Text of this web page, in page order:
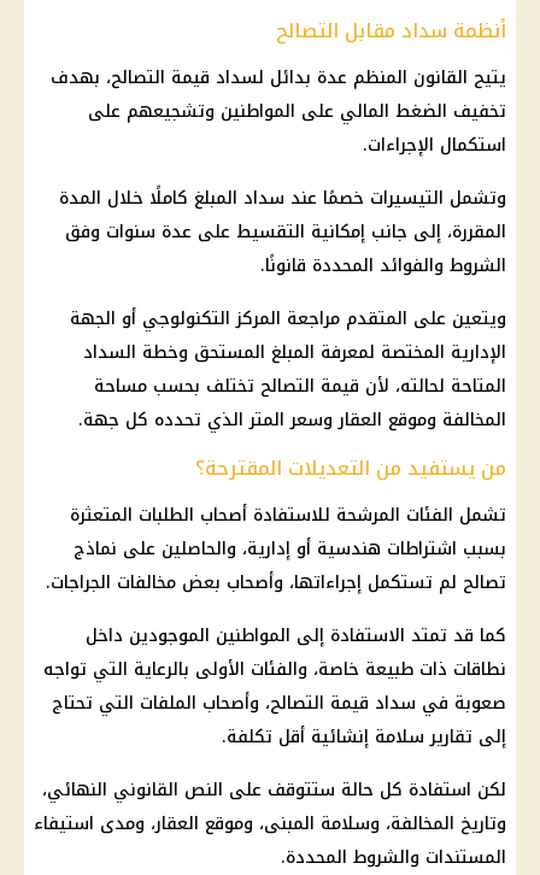
أنظمة سداد مقابل التصالح
يتيح القانون المنظم عدة بدائل لسداد قيمة التصالح، بهدف
تخفيف الضغط المالي على المواطنين وتشجيعهم على
استكمال الإجراءات.
وتشمل التيسيرات خصمًا عند سداد المبلغ كاملًا خلال المدة
المقررة، إلى جانب إمكانية التقسيط على عدة سنوات وفق
الشروط والفوائد المحددة قانونًا.
ويتعين على المتقدم مراجعة المركز التكنولوجي أو الجهة
الإدارية المختصة لمعرفة المبلغ المستحق وخطة السداد
المتاحة لحالته، لأن قيمة التصالح تختلف بحسب مساحة
المخالفة وموقع العقار وسعر المتر الذي تحدده كل جهة.
من يستفيد من التعديلات المقترحة؟
تشمل الفئات المرشحة للاستفادة أصحاب الطلبات المتعثرة
بسبب اشتراطات هندسية أو إدارية، والحاصلين على نماذج
تصالح لم تستكمل إجراءاتها، وأصحاب بعض مخالفات الجراجات.
كما قد تمتد الاستفادة إلى المواطنين الموجودين داخل
نطاقات ذات طبيعة خاصة، والفئات الأولى بالرعاية التي تواجه
صعوبة في سداد قيمة التصالح، وأصحاب الملفات التي تحتاج
إلى تقارير سلامة إنشائية أقل تكلفة.
لكن استفادة كل حالة ستتوقف على النص القانوني النهائي،
وتاريخ المخالفة، وسلامة المبنى، وموقع العقار، ومدى استيفاء
المستندات والشروط المحددة.